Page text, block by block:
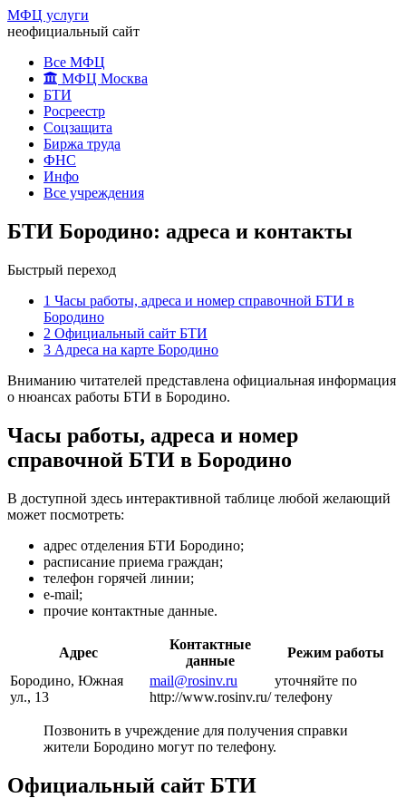
МФЦ услуги
неофициальный сайт
Все МФЦ
МФЦ Москва
БТИ
Росреестр
Соцзащита
Биржа труда
ФНС
Инфо
Все учреждения
БТИ Бородино: адреса и контакты
Быстрый переход
1 Часы работы, адреса и номер справочной БТИ в
Бородино
2 Официальный сайт БТИ
3 Адреса на карте Бородино
Вниманию читателей представлена официальная информация
о нюансах работы БТИ в Бородино.
Часы работы, адреса и номер
справочной БТИ в Бородино
В доступной здесь интерактивной таблице любой желающий
может посмотреть:
адрес отделения БТИ Бородино;
расписание приема граждан;
телефон горячей линии;
e-mail;
прочие контактные данные.
Адрес
Контактные
данные
Режим работы
Бородино, Южная
ул., 13
mail@rosinv.ru
http://www.rosinv.ru/
уточняйте по
телефону
Позвонить в учреждение для получения справки
жители Бородино могут по телефону.
Официальный сайт БТИ